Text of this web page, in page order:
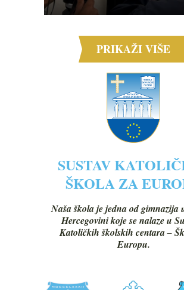
PRIKAŽI VIŠE
SUSTAV
ŠKOLA ZA
Naša škola je jedna od gimnazija
Hercegovini koje se nalaze u
Katoličkih školskih centara –
Europu.